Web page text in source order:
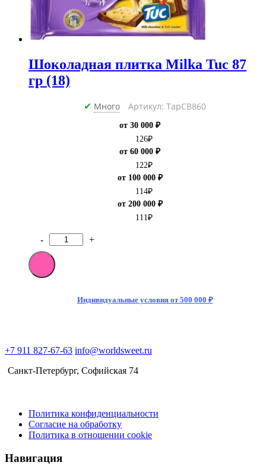
Шоколадная плитка Milka Tuc 87
гр (18)
✔ Много Артикул: ТарCB860
от 30 000 ₽
126₽
от 60 000 ₽
122₽
от 100 000 ₽
114₽
от 200 000 ₽
111 ₽
Количество
товара
Шоколадная
плитка
- +
Индивидуальные условия от 500 000 ₽
+7 911 827-67-63 info@worldsweet.ru
Санкт-Петербург​, Софийская 74
Политика конфиденциальности
Согласие на обработку
Политика в отношении cookie
Навигация